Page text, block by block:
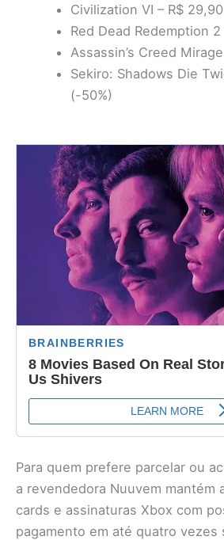
Civilization VI – R$
Red Dead Redemption 2
Assassin’s Creed
Sekiro: Shadows Die
(-50%)
Para quem prefere parcelar ou
a revendedora Nuuvem mantém
cards e assinaturas Xbox com
pagamento em até quatro vezes